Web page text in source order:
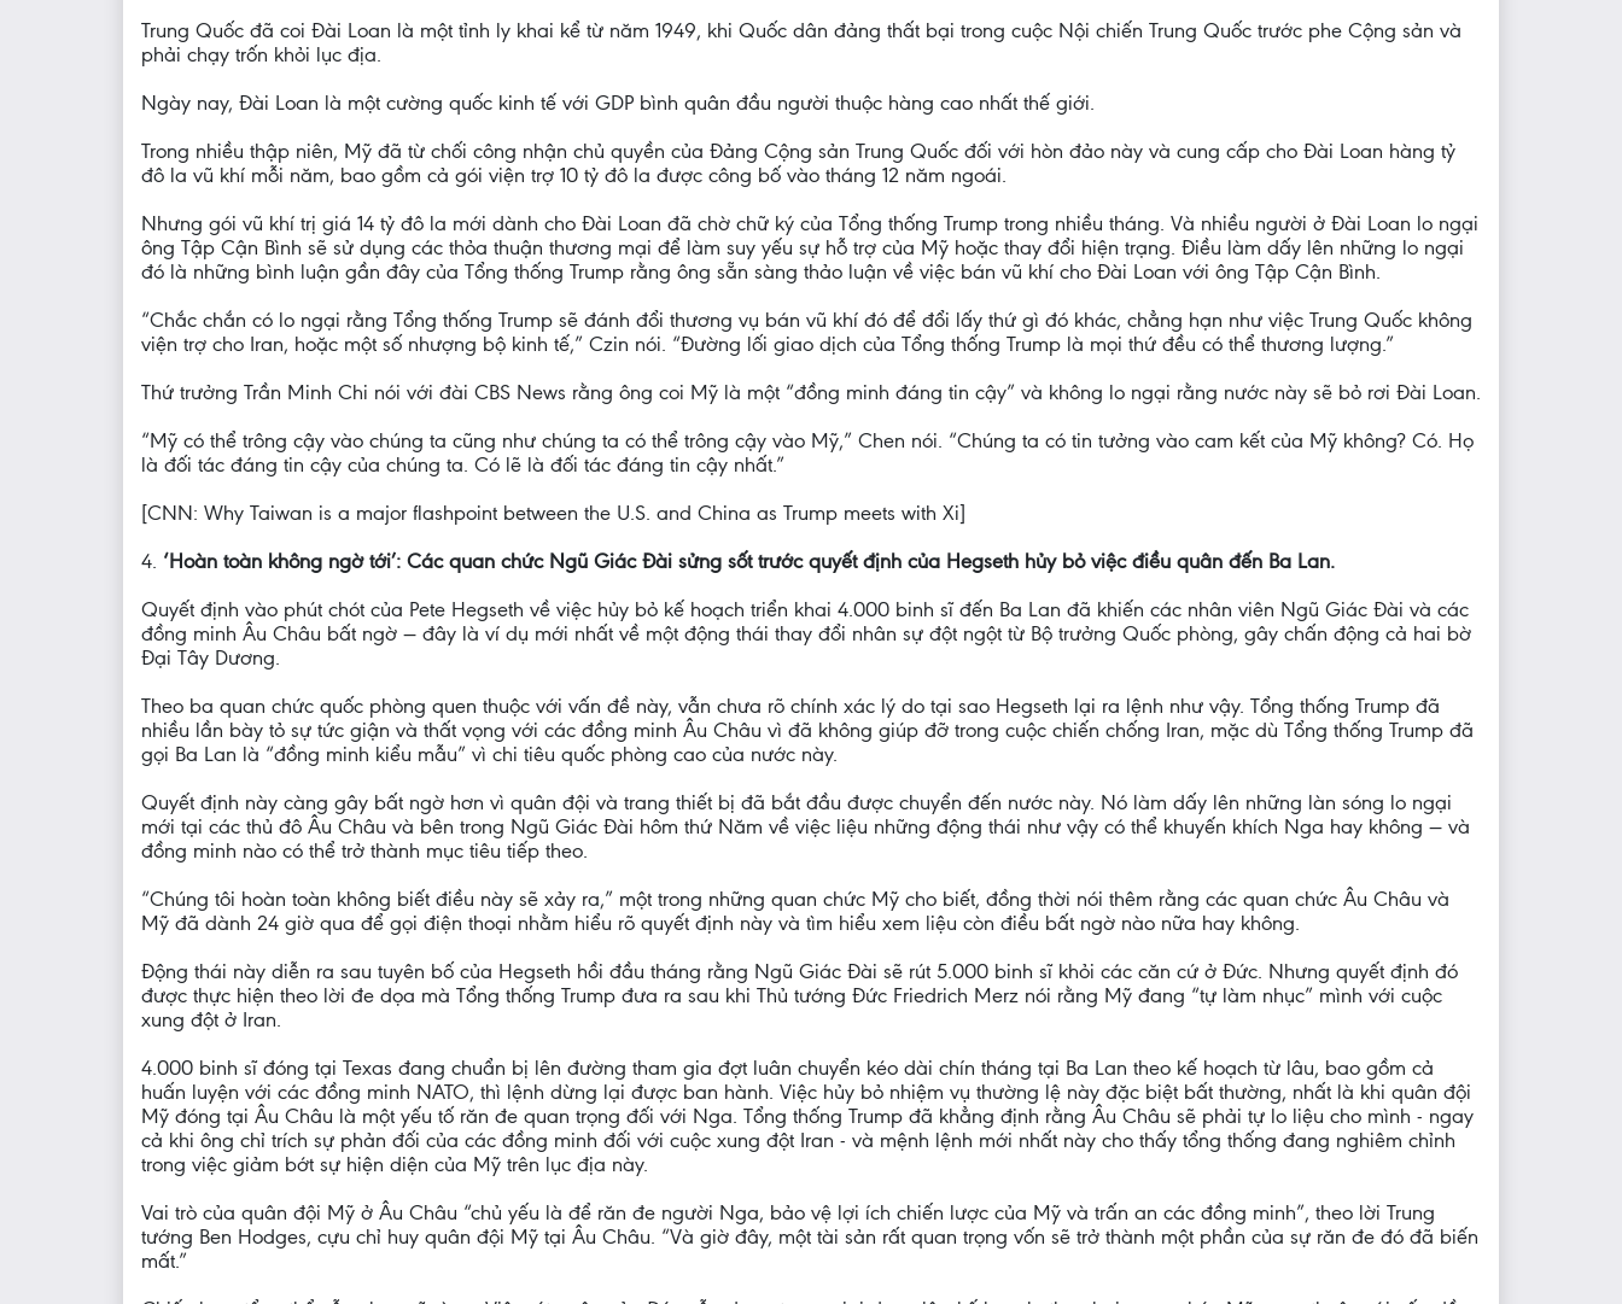
Trung Quốc đã coi Đài Loan là một tỉnh ly khai kể từ năm 1949, khi Quốc dân đảng thất bại trong cuộc Nội chiến Trung Quốc trước phe Cộng sản và
phải chạy trốn khỏi lục địa.
Ngày nay, Đài Loan là một cường quốc kinh tế với GDP bình quân đầu người thuộc hàng cao nhất thế giới.
Trong nhiều thập niên, Mỹ đã từ chối công nhận chủ quyền của Đảng Cộng sản Trung Quốc đối với hòn đảo này và cung cấp cho Đài Loan hàng tỷ
đô la vũ khí mỗi năm, bao gồm cả gói viện trợ 10 tỷ đô la được công bố vào tháng 12 năm ngoái.
Nhưng gói vũ khí trị giá 14 tỷ đô la mới dành cho Đài Loan đã chờ chữ ký của Tổng thống Trump trong nhiều tháng. Và nhiều người ở Đài Loan lo ngại
ông Tập Cận Bình sẽ sử dụng các thỏa thuận thương mại để làm suy yếu sự hỗ trợ của Mỹ hoặc thay đổi hiện trạng. Điều làm dấy lên những lo ngại
đó là những bình luận gần đây của Tổng thống Trump rằng ông sẵn sàng thảo luận về việc bán vũ khí cho Đài Loan với ông Tập Cận Bình.
“Chắc chắn có lo ngại rằng Tổng thống Trump sẽ đánh đổi thương vụ bán vũ khí đó để đổi lấy thứ gì đó khác, chẳng hạn như việc Trung Quốc không
viện trợ cho Iran, hoặc một số nhượng bộ kinh tế,” Czin nói. “Đường lối giao dịch của Tổng thống Trump là mọi thứ đều có thể thương lượng.”
Thứ trưởng Trần Minh Chi nói với đài CBS News rằng ông coi Mỹ là một “đồng minh đáng tin cậy” và không lo ngại rằng nước này sẽ bỏ rơi Đài Loan.
“Mỹ có thể trông cậy vào chúng ta cũng như chúng ta có thể trông cậy vào Mỹ,” Chen nói. “Chúng ta có tin tưởng vào cam kết của Mỹ không? Có. Họ
là đối tác đáng tin cậy của chúng ta. Có lẽ là đối tác đáng tin cậy nhất.”
[CNN: Why Taiwan is a major flashpoint between the U.S. and China as Trump meets with Xi]
4. ‘Hoàn toàn không ngờ tới’: Các quan chức Ngũ Giác Đài sửng sốt trước quyết định của Hegseth hủy bỏ việc điều quân đến Ba Lan.
Quyết định vào phút chót của Pete Hegseth về việc hủy bỏ kế hoạch triển khai 4.000 binh sĩ đến Ba Lan đã khiến các nhân viên Ngũ Giác Đài và các
đồng minh Âu Châu bất ngờ — đây là ví dụ mới nhất về một động thái thay đổi nhân sự đột ngột từ Bộ trưởng Quốc phòng, gây chấn động cả hai bờ
Đại Tây Dương.
Theo ba quan chức quốc phòng quen thuộc với vấn đề này, vẫn chưa rõ chính xác lý do tại sao Hegseth lại ra lệnh như vậy. Tổng thống Trump đã
nhiều lần bày tỏ sự tức giận và thất vọng với các đồng minh Âu Châu vì đã không giúp đỡ trong cuộc chiến chống Iran, mặc dù Tổng thống Trump đã
gọi Ba Lan là “đồng minh kiểu mẫu” vì chi tiêu quốc phòng cao của nước này.
Quyết định này càng gây bất ngờ hơn vì quân đội và trang thiết bị đã bắt đầu được chuyển đến nước này. Nó làm dấy lên những làn sóng lo ngại
mới tại các thủ đô Âu Châu và bên trong Ngũ Giác Đài hôm thứ Năm về việc liệu những động thái như vậy có thể khuyến khích Nga hay không — và
đồng minh nào có thể trở thành mục tiêu tiếp theo.
“Chúng tôi hoàn toàn không biết điều này sẽ xảy ra,” một trong những quan chức Mỹ cho biết, đồng thời nói thêm rằng các quan chức Âu Châu và
Mỹ đã dành 24 giờ qua để gọi điện thoại nhằm hiểu rõ quyết định này và tìm hiểu xem liệu còn điều bất ngờ nào nữa hay không.
Động thái này diễn ra sau tuyên bố của Hegseth hồi đầu tháng rằng Ngũ Giác Đài sẽ rút 5.000 binh sĩ khỏi các căn cứ ở Đức. Nhưng quyết định đó
được thực hiện theo lời đe dọa mà Tổng thống Trump đưa ra sau khi Thủ tướng Đức Friedrich Merz nói rằng Mỹ đang “tự làm nhục” mình với cuộc
xung đột ở Iran.
4.000 binh sĩ đóng tại Texas đang chuẩn bị lên đường tham gia đợt luân chuyển kéo dài chín tháng tại Ba Lan theo kế hoạch từ lâu, bao gồm cả
huấn luyện với các đồng minh NATO, thì lệnh dừng lại được ban hành. Việc hủy bỏ nhiệm vụ thường lệ này đặc biệt bất thường, nhất là khi quân đội
Mỹ đóng tại Âu Châu là một yếu tố răn đe quan trọng đối với Nga. Tổng thống Trump đã khẳng định rằng Âu Châu sẽ phải tự lo liệu cho mình - ngay
cả khi ông chỉ trích sự phản đối của các đồng minh đối với cuộc xung đột Iran - và mệnh lệnh mới nhất này cho thấy tổng thống đang nghiêm chỉnh
trong việc giảm bớt sự hiện diện của Mỹ trên lục địa này.
Vai trò của quân đội Mỹ ở Âu Châu “chủ yếu là để răn đe người Nga, bảo vệ lợi ích chiến lược của Mỹ và trấn an các đồng minh”, theo lời Trung
tướng Ben Hodges, cựu chỉ huy quân đội Mỹ tại Âu Châu. “Và giờ đây, một tài sản rất quan trọng vốn sẽ trở thành một phần của sự răn đe đó đã biến
mất.”